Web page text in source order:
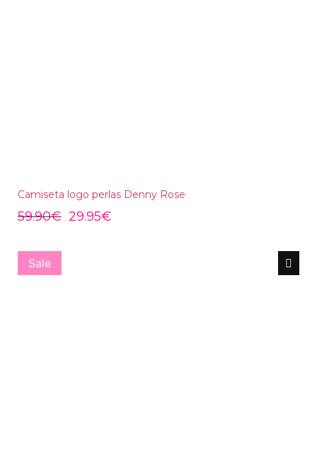
Camiseta logo perlas Denny Rose
59.90€ 29.95€
Sale